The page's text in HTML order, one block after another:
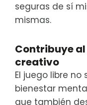
seguras de sí
mismas.
Contribuye
creativo
El juego libre
bienestar
que también